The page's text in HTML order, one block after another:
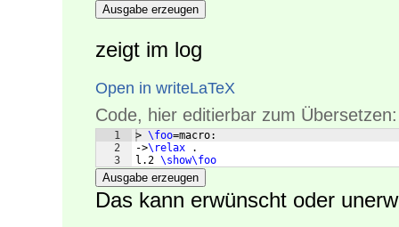
Ausgabe erzeugen
zeigt im log
Open in writeLaTeX
Code, hier editierbar zum Übersetzen:
1
2
3
> \foo=macro:
->\relax .
l.2 \show\foo
Ausgabe erzeugen
Das kann erwünscht oder